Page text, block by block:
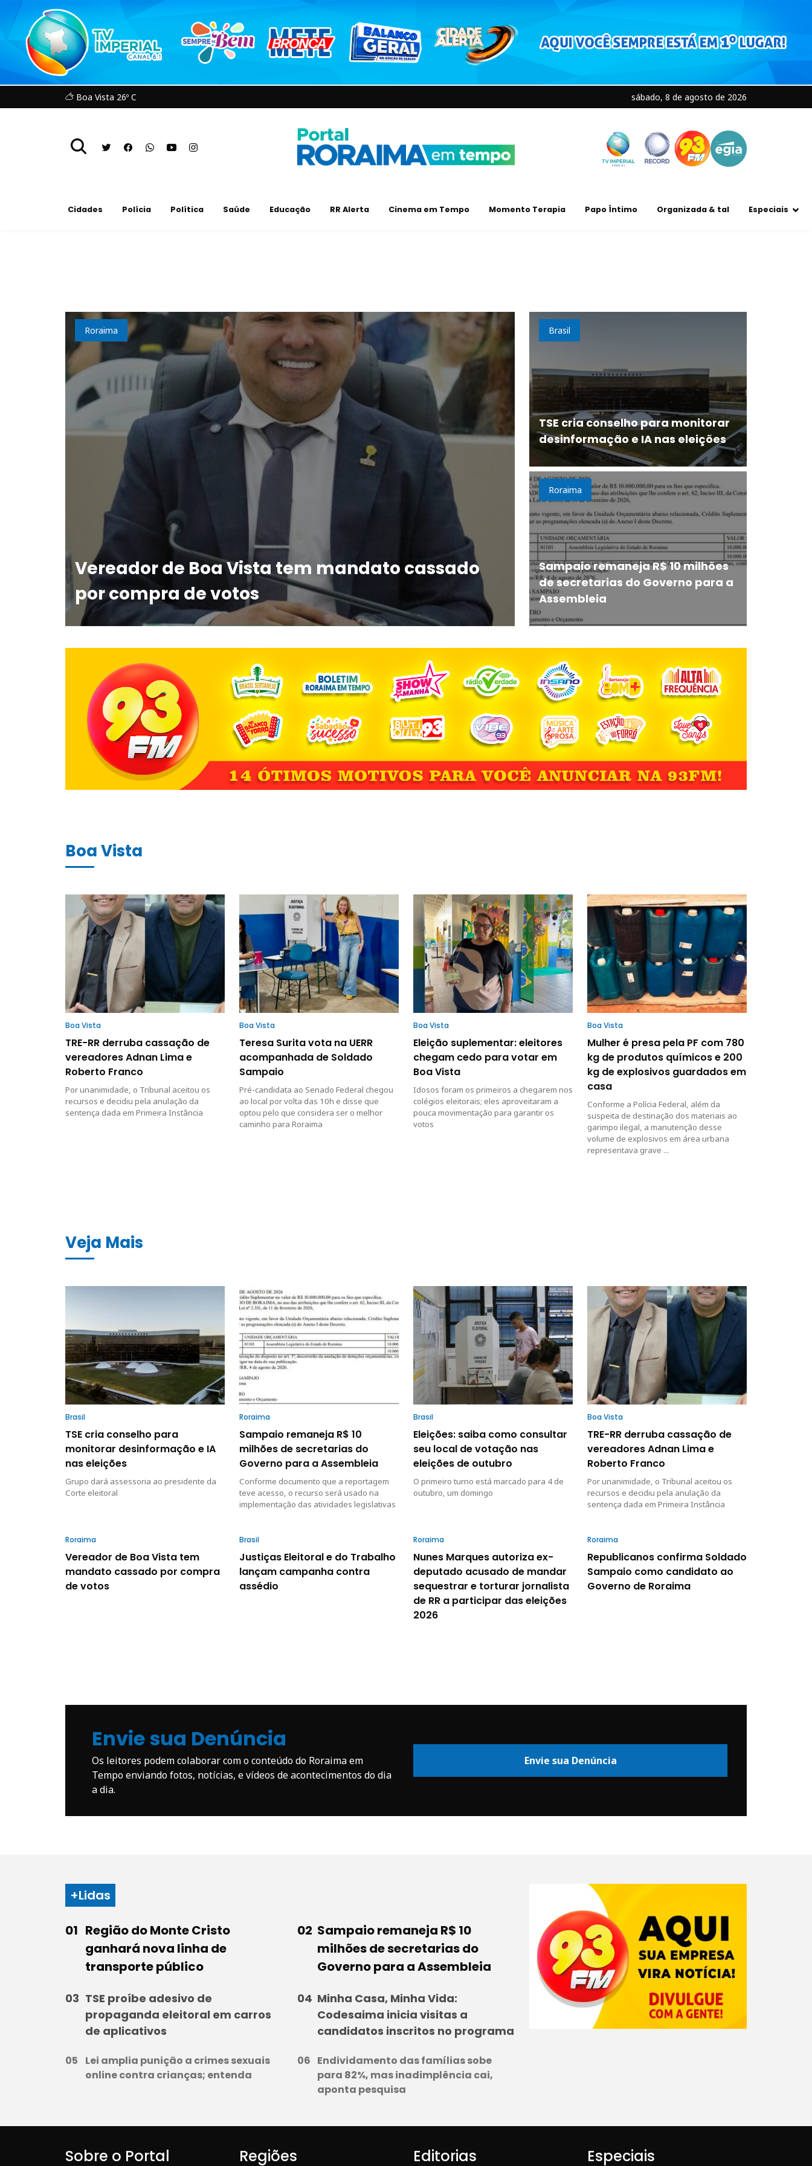
Boa Vista 26º C sábado, 8 de agosto de 2026
Cidades Polícia Política Saúde Educação RR Alerta Cinema em Tempo Momento Terapia Papo Íntimo Organizada & tal Especiais
Roraima
Vereador de Boa Vista tem mandato cassado
por compra de votos
Brasil
TSE cria conselho para monitorar
desinformação e IA nas eleições
Roraima
Sampaio remaneja R$ 10 milhões
de secretarias do Governo para a
Assembleia
Boa Vista
Boa Vista
TRE-RR derruba cassação de
vereadores Adnan Lima e
Roberto Franco
Por unanimidade, o Tribunal aceitou os
recursos e decidiu pela anulação da
sentença dada em Primeira Instância
Boa Vista
Teresa Surita vota na UERR
acompanhada de Soldado
Sampaio
Pré-candidata ao Senado Federal chegou
ao local por volta das 10h e disse que
optou pelo que considera ser o melhor
caminho para Roraima
Boa Vista
Eleição suplementar: eleitores
chegam cedo para votar em
Boa Vista
Idosos foram os primeiros a chegarem nos
colégios eleitorais; eles aproveitaram a
pouca movimentação para garantir os
votos
Boa Vista
Mulher é presa pela PF com 780
kg de produtos químicos e 200
kg de explosivos guardados em
casa
Conforme a Polícia Federal, além da
suspeita de destinação dos materiais ao
garimpo ilegal, a manutenção desse
volume de explosivos em área urbana
representava grave ...
Veja Mais
Brasil
TSE cria conselho para
monitorar desinformação e IA
nas eleições
Grupo dará assessoria ao presidente da
Corte eleitoral
Roraima
Sampaio remaneja R$ 10
milhões de secretarias do
Governo para a Assembleia
Conforme documento que a reportagem
teve acesso, o recurso será usado na
implementação das atividades legislativas
Brasil
Eleições: saiba como consultar
seu local de votação nas
eleições de outubro
O primeiro turno está marcado para 4 de
outubro, um domingo
Boa Vista
TRE-RR derruba cassação de
vereadores Adnan Lima e
Roberto Franco
Por unanimidade, o Tribunal aceitou os
recursos e decidiu pela anulação da
sentença dada em Primeira Instância
Roraima
Vereador de Boa Vista tem
mandato cassado por compra
de votos
Brasil
Justiças Eleitoral e do Trabalho
lançam campanha contra
assédio
Roraima
Nunes Marques autoriza ex-
deputado acusado de mandar
sequestrar e torturar jornalista
de RR a participar das eleições
2026
Roraima
Republicanos confirma Soldado
Sampaio como candidato ao
Governo de Roraima
Envie sua Denúncia
Os leitores podem colaborar com o conteúdo do Roraima em
Tempo enviando fotos, notícias, e vídeos de acontecimentos do dia
a dia.
Envie sua Denúncia
+Lidas
Região do Monte Cristo
ganhará nova linha de
transporte público
Sampaio remaneja R$ 10
milhões de secretarias do
Governo para a Assembleia
TSE proíbe adesivo de
propaganda eleitoral em carros
de aplicativos
Minha Casa, Minha Vida:
Codesaima inicia visitas a
candidatos inscritos no programa
Lei amplia punição a crimes sexuais
online contra crianças; entenda
Endividamento das famílias sobe
para 82%, mas inadimplência cai,
aponta pesquisa
Sobre o Portal Regiões Editorias Especiais